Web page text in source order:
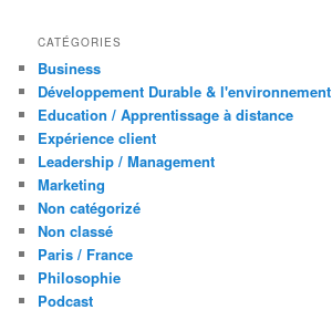
CATÉGORIES
Business
Développement Durable & l'environnement
Education / Apprentissage à distance
Expérience client
Leadership / Management
Marketing
Non catégorizé
Non classé
Paris / France
Philosophie
Podcast